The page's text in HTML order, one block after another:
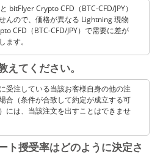
bitFlyer Crypto CFD（BTC-CFD/JPY）
んので、価格が異なる Lightning 現物
CFD（BTC-CFD/JPY）で需要に差が
ます。
えてください。
受注している当該お客様自身の他の注
合（条件が合致して約定が成立する可
には、当該注文を出すことはできませ
ト授受率はどのように決定さ